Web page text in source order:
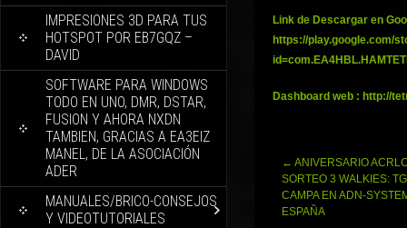
IMPRESIONES 3D PARA TUS
HOTSPOT POR EB7GQZ –
DAVID
SOFTWARE PARA WINDOWS
TODO EN UNO, DMR, DSTAR,
FUSION Y AHORA NXDN
TAMBIEN, GRACIAS A EA3EIZ
MANEL, DE LA ASOCIACIÓN
ADER
MANUALES/BRICO-CONSEJOS
Y VIDEOTUTORIALES
Link de Descargar en
https://play.google.com/
Dashboard web : http://
Navegación
de
entradas
← ANIVERSARIO
SORTEO 3 WALKIES:
CAMPA EN ADN-
ESPAÑA